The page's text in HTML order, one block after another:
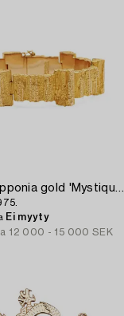
A 14k Lapponia gold 'Mystique' bracelet,
Ei myyty
12 000 - 15 000 SEK